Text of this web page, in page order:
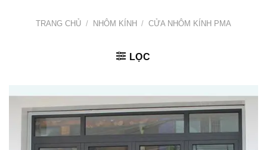
TRANG CHỦ / NHÔM KÍNH / CỬA NHÔM KÍNH PMA
LỌC